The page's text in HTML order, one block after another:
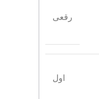
رقعی
اول